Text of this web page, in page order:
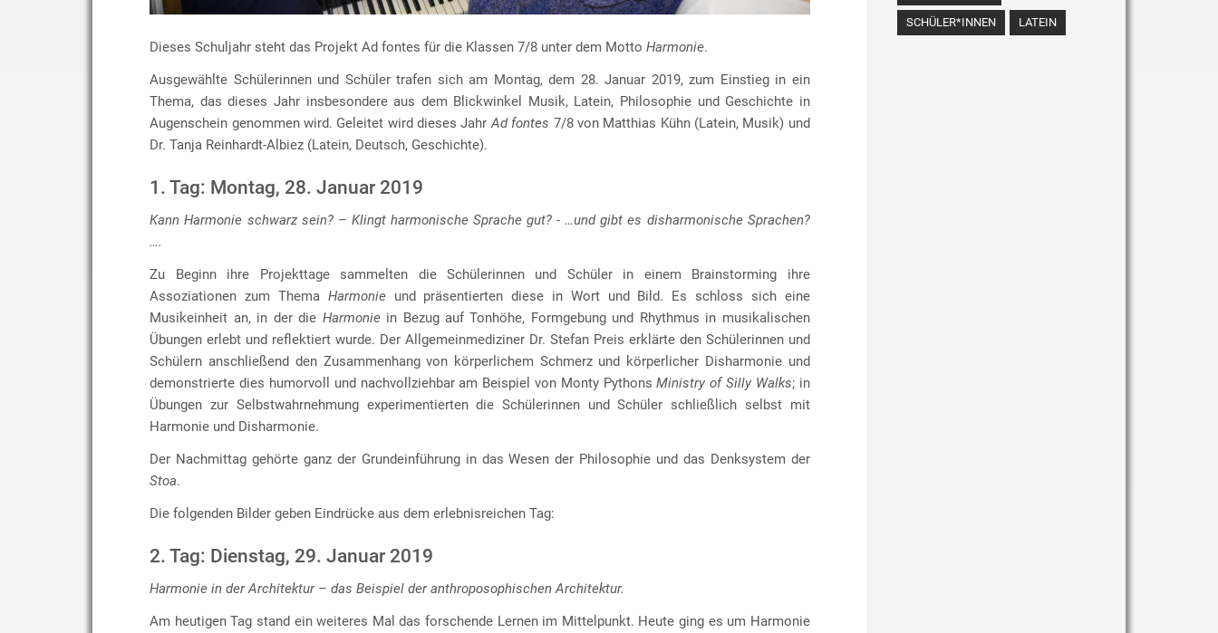
Dieses Schuljahr steht das Projekt Ad fontes für die Klassen 7/8 unter dem MottoHarmonie.
Ausgewählte Schülerinnen und Schüler trafen sich am Montag, dem 28. Januar 2019, zum Einstieg in ein
Thema, das dieses Jahr insbesondere aus dem Blickwinkel Musik, Latein, Philosophie und Geschichte in
Augenschein genommen wird. Geleitet wird dieses Jahr Ad fontes 7/8 von Matthias Kühn (Latein, Musik) und
Dr. Tanja Reinhardt-Albiez (Latein, Deutsch, Geschichte).
1. Tag: Montag, 28. Januar 2019
Kann Harmonie schwarz sein? – Klingt harmonische Sprache gut? - …und gibt es disharmonische Sprachen?
….
Zu Beginn ihre Projekttage sammelten die Schülerinnen und Schüler in einem Brainstorming ihre
Assoziationen zum Thema Harmonieund präsentierten diese in Wort und Bild. Es schloss sich eine
Musikeinheit an, in der die Harmoniein Bezug auf Tonhöhe, Formgebung und Rhythmus in musikalischen
Übungen erlebt und reflektiert wurde. Der Allgemeinmediziner Dr. Stefan Preis erklärte den Schülerinnen und
Schülern anschließend den Zusammenhang von körperlichem Schmerz und körperlicher Disharmonie und
demonstrierte dies humorvoll und nachvollziehbar am Beispiel von Monty PythonsMinistry of Silly Walks; in
Übungen zur Selbstwahrnehmung experimentierten die Schülerinnen und Schüler schließlich selbst mit
Harmonie und Disharmonie.
Der Nachmittag gehörte ganz der Grundeinführung in das Wesen der Philosophie und das Denksystem der
Stoa.
Die folgenden Bilder geben Eindrücke aus dem erlebnisreichen Tag:
2. Tag: Dienstag, 29. Januar 2019
Harmonie in der Architektur – das Beispiel der anthroposophischen Architektur.
Am heutigen Tag stand ein weiteres Mal das forschende Lernen im Mittelpunkt. Heute ging es um Harmonie
SCHÜLER*INNEN LATEIN